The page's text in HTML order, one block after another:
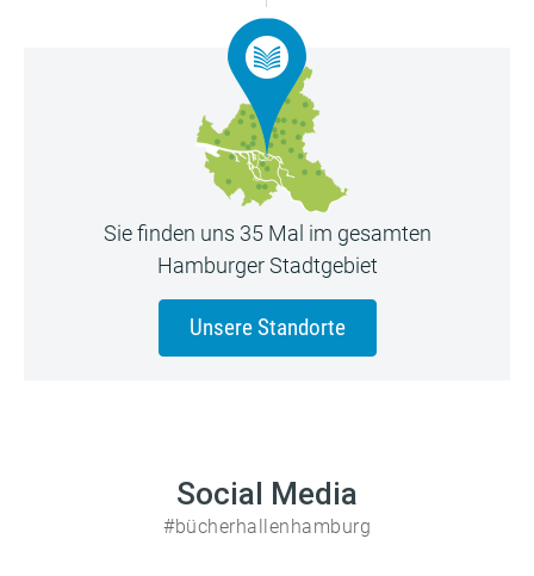
Sie finden uns 35 Mal im gesamten
Hamburger Stadtgebiet
Unsere Standorte
Social Media
#bücherhallenhamburg